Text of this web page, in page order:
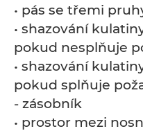
• pás se třemi
• shazování
pokud nesplňuje
• shazování
pokud splňuje
- zásobník
• prostor mezi